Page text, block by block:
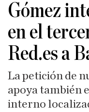
Gómez
en el
Red.es a
La petición de
apoya también
interno